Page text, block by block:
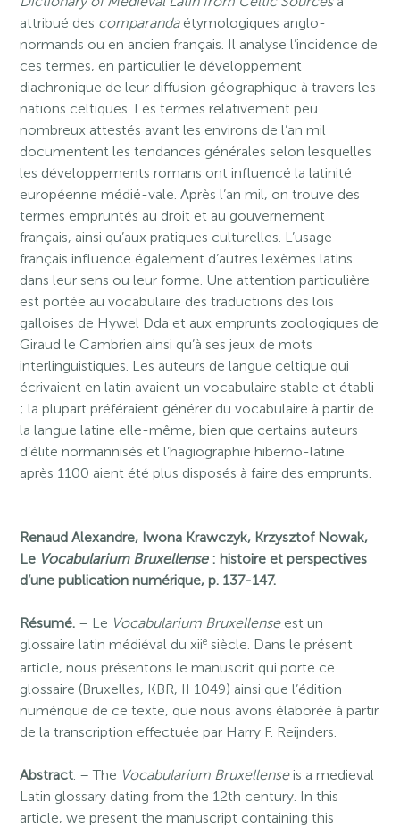
attribué des comparandaétymologiques anglo-
normands ou en ancien français. Il analyse l’incidence de
ces termes, en particulier le développement
diachronique de leur diffusion géographique à travers les
nations celtiques. Les termes relativement peu
nombreux attestés avant les environs de l’an mil
documentent les tendances générales selon lesquelles
les développements romans ont influencé la latinité
européenne médié-vale. Après l’an mil, on trouve des
termes empruntés au droit et au gouvernement
français, ainsi qu’aux pratiques culturelles. L’usage
français influence également d’autres lexèmes latins
dans leur sens ou leur forme. Une attention particulière
est portée au vocabulaire des traductions des lois
galloises de Hywel Dda et aux emprunts zoologiques de
Giraud le Cambrien ainsi qu’à ses jeux de mots
interlinguistiques. Les auteurs de langue celtique qui
écrivaient en latin avaient un vocabulaire stable et établi
; la plupart préféraient générer du vocabulaire à partir de
la langue latine elle-même, bien que certains auteurs
d’élite normannisés et l’hagiographie hiberno-latine
après 1100 aient été plus disposés à faire des emprunts.
Renaud Alexandre, Iwona Krawczyk, Krzysztof Nowak,
Le Vocabularium Bruxellense: histoire et perspectives
d’une publication numérique, p. 137-147.
Résumé. – Le Vocabularium Bruxellenseest un
glossaire latin médiéval du xiie siècle. Dans le présent
article, nous présentons le manuscrit qui porte ce
glossaire (Bruxelles, KBR, II 1049) ainsi que l’édition
numérique de ce texte, que nous avons élaborée à partir
de la transcription effectuée par Harry F. Reijnders.
Abstract. – The Vocabularium Bruxellenseis a medieval
Latin glossary dating from the 12th century. In this
article, we present the manuscript containing this